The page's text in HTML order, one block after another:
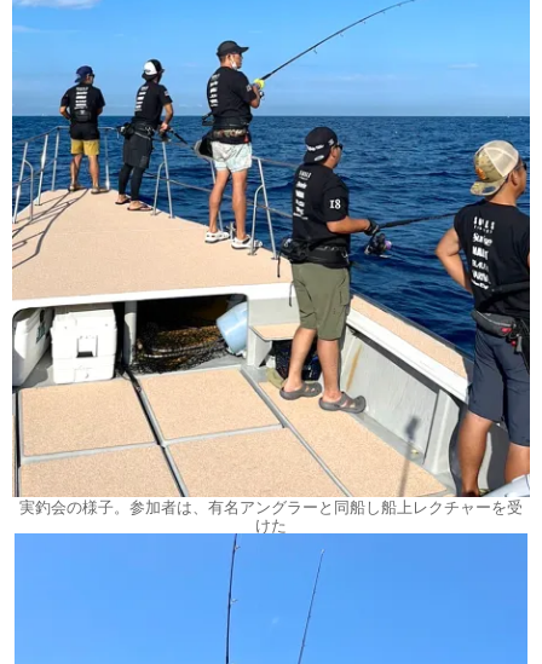
実釣会の様子。参加者は、有名アングラーと同船し船上レクチャーを受
けた